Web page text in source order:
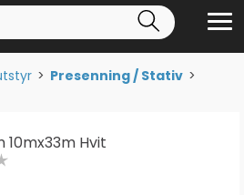
>Presenning / Stativ>
10mx33m Hvit